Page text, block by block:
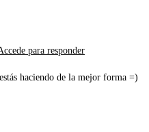
para responder
haciendo de la mejor forma =)